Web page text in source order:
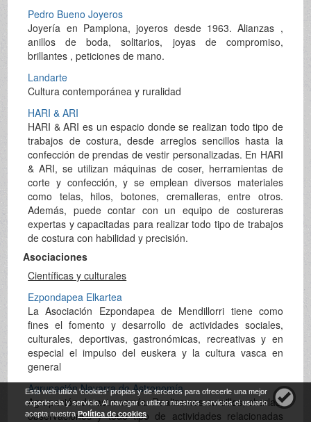
Pedro Bueno Joyeros
Joyería en Pamplona, joyeros desde 1963. Alianzas ,
anillos de boda, solitarios, joyas de compromiso,
brillantes , peticiones de mano.
Landarte
Cultura contemporánea y ruralidad
HARI & ARI
HARI & ARI es un espacio donde se realizan todo tipo de
trabajos de costura, desde arreglos sencillos hasta la
confección de prendas de vestir personalizadas. En HARI
& ARI, se utilizan máquinas de coser, herramientas de
corte y confección, y se emplean diversos materiales
como telas, hilos, botones, cremalleras, entre otros.
Además, puede contar con un equipo de costureras
expertas y capacitadas para realizar todo tipo de trabajos
de costura con habilidad y precisión.
Asociaciones
Científicas y culturales
Ezpondapea Elkartea
La Asociación Ezpondapea de Mendillorri tiene como
fines el fomento y desarrollo de actividades sociales,
culturales, deportivas, gastronómicas, recreativas y en
especial el impulso del euskera y la cultura vasca en
general
Agrupación Navarra de Astronomía
Agrupación de astronomía. Realizamos cursillos, charlas,
observaciones y todo tipo de actividades relacionadas
Esta web utiliza 'cookies' propias y de terceros para ofrecerle una mejor
experiencia y servicio. Al navegar o utilizar nuestros servicios el usuario
acepta nuestraPolítica de cookies